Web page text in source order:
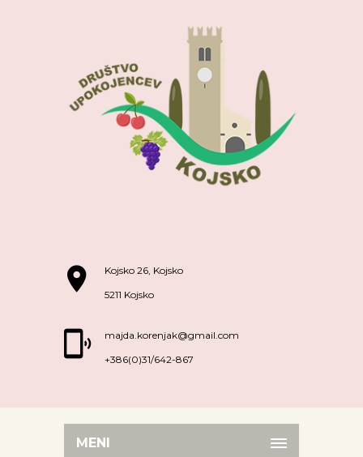
Kojsko 26, Kojsko
5211 Kojsko
majda.korenjak@gmail.com
+386(0)31/642-867
MENI